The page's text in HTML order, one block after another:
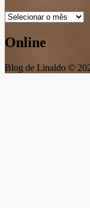
Arquivos
Online
Blog de Linaldo ©